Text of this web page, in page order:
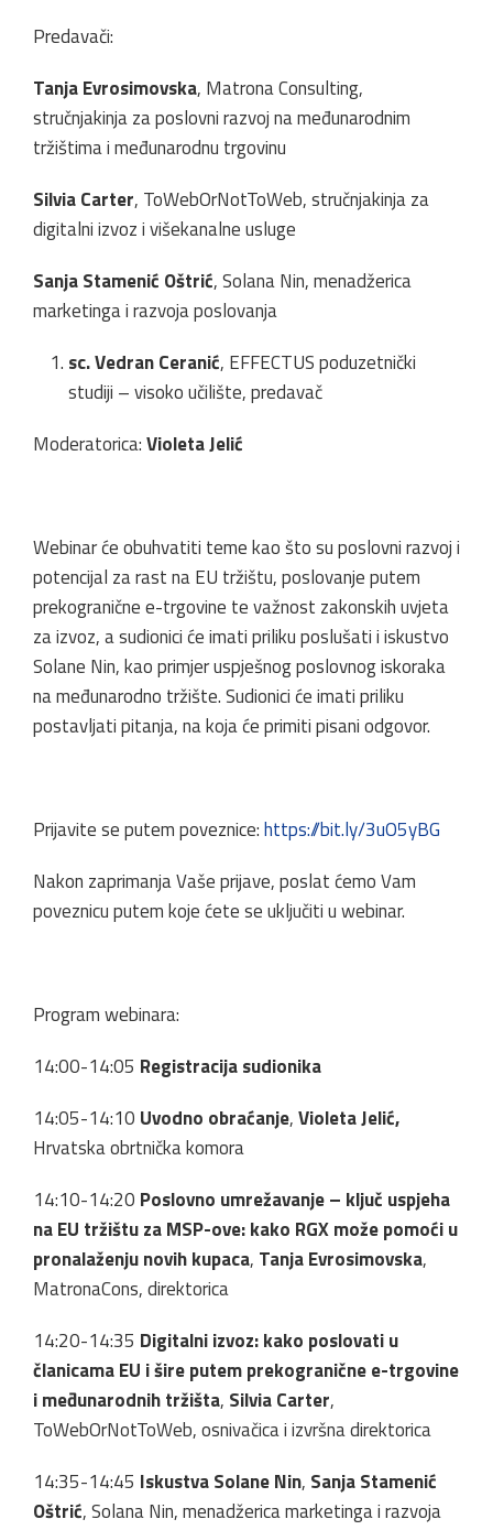
Predavači:
Tanja Evrosimovska, Matrona Consulting,
stručnjakinja za poslovni razvoj na međunarodnim
tržištima i međunarodnu trgovinu
Silvia Carter, ToWebOrNotToWeb, stručnjakinja za
digitalni izvoz i višekanalne usluge
Sanja Stamenić Oštrić, Solana Nin, menadžerica
marketinga i razvoja poslovanja
sc. Vedran Ceranić, EFFECTUS poduzetnički
studiji – visoko učilište, predavač
Moderatorica:Violeta Jelić
Webinar će obuhvatiti teme kao što su poslovni razvoj i
potencijal za rast na EU tržištu, poslovanje putem
prekogranične e-trgovine te važnost zakonskih uvjeta
za izvoz, a sudionici će imati priliku poslušati i iskustvo
Solane Nin, kao primjer uspješnog poslovnog iskoraka
na međunarodno tržište. Sudionici će imati priliku
postavljati pitanja, na koja će primiti pisani odgovor.
Prijavite se putem poveznice:https://bit.ly/3uO5yBG
Nakon zaprimanja Vaše prijave, poslat ćemo Vam
poveznicu putem koje ćete se uključiti u webinar.
Program webinara:
14:00-14:05 Registracija sudionika
14:05-14:10 Uvodno obraćanje,Violeta Jelić,
Hrvatska obrtnička komora
14:10-14:20 Poslovno umrežavanje – ključ uspjeha
na EU tržištu za MSP-ove: kako RGX može pomoći u
pronalaženju novih kupaca, Tanja Evrosimovska,
MatronaCons, direktorica
14:20-14:35 Digitalni izvoz: kako poslovati u
članicama EU i šire putem prekogranične e-trgovine
i međunarodnih tržišta, Silvia Carter,
ToWebOrNotToWeb, osnivačica i izvršna direktorica
14:35-14:45 Iskustva Solane Nin, Sanja Stamenić
Oštrić, Solana Nin, menadžerica marketinga i razvoja